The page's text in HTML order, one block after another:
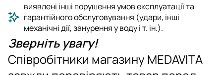
виявлені інші порушення умов експлуатації та
гарантійного обслуговування (удари, інші
механічні дії, занурення у воду і т. ін.).
Зверніть увагу!
Співробітники магазину MEDAVITA